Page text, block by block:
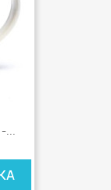
...